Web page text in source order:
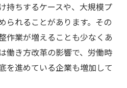
持ちするケースや、大規模プ
られることがあります。その
作業が増えることも少なくあ
働き方改革の影響で、労働時
を進めている企業も増加して